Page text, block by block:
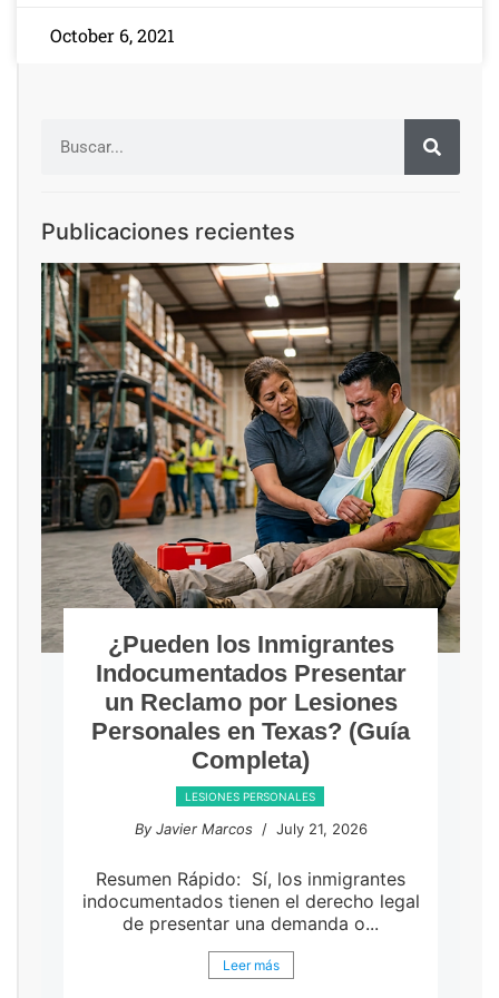
October 6, 2021
Publicaciones recientes
¿Pueden los Inmigrantes
Indocumentados Presentar
un Reclamo por Lesiones
Personales en Texas? (Guía
Completa)
LESIONES PERSONALES
By Javier Marcos/ July 21, 2026
Resumen Rápido: Sí, los inmigrantes
indocumentados tienen el derecho legal
de presentar una demanda o...
Leer más